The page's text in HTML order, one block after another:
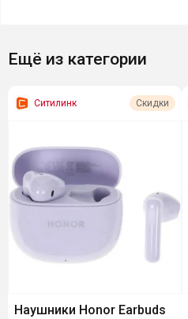
Ещё из категории
Ситилинк Скидки
Наушники Honor Earbuds